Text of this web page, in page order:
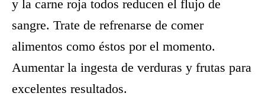
y la carne roja todos reducen el flujo de
sangre. Trate de refrenarse de comer
alimentos como éstos por el momento.
Aumentar la ingesta de verduras y frutas para
excelentes resultados.